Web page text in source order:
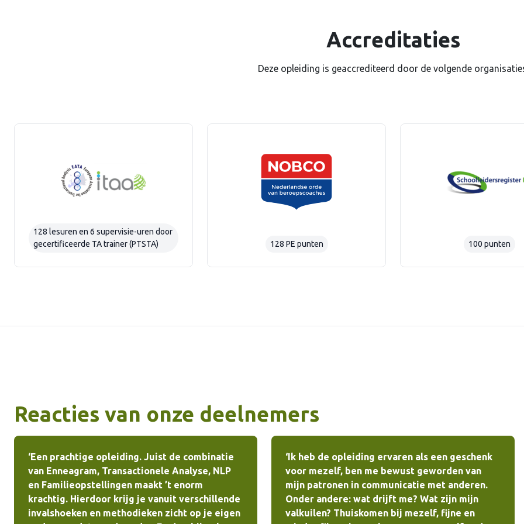
Accreditaties
Deze opleiding is geaccrediteerd door de volgende
128 lesuren en 6 supervisie-uren door
gecertificeerde TA trainer (PTSTA)
128 PE punten 100 punten
Reacties van onze deelnemers
‘Een prachtige opleiding. Juist de combinatie
van Enneagram, Transactionele Analyse, NLP
en Familieopstellingen maakt ’t enorm
krachtig. Hierdoor krijg je vanuit verschillende
invalshoeken en methodieken zicht op je eigen
‘Ik heb de opleiding ervaren als een geschenk
voor mezelf, ben me bewust geworden van
mijn patronen in communicatie met anderen.
Onder andere: wat drijft me? Wat zijn mijn
valkuilen? Thuiskomen bij mezelf, fijne en